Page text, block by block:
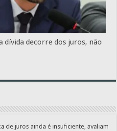
dívida decorre dos juros, não
de juros ainda é insuficiente, avaliam